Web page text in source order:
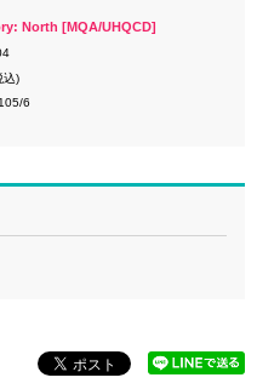
North [MQA/UHQCD]
込)
6